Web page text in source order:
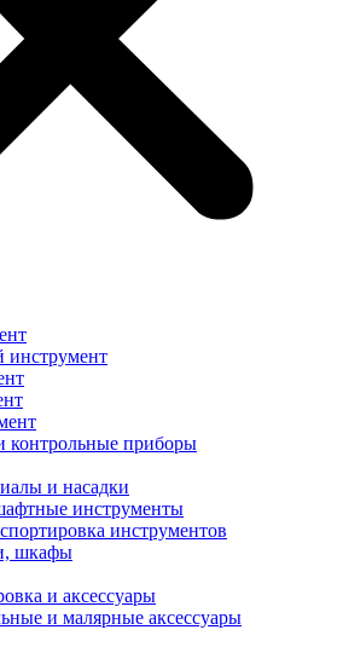
инструмент
контрольные приборы
и насадки
инструменты
инструментов
шкафы
и аксессуары
и малярные аксессуары